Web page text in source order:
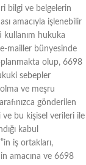
bilgi ve belgelerin
amacıyla işlenebilir
kullanım hukuka
mailler bünyesinde
olup, 6698
sebepler
ve meşru
gönderilen
bu kişisel verileri ile
kabul
iş ortakları,
amacına ve 6698